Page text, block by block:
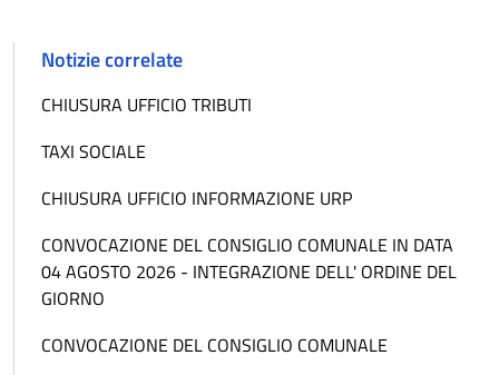
Notizie correlate
CHIUSURA UFFICIO TRIBUTI
TAXI SOCIALE
CHIUSURA UFFICIO INFORMAZIONE URP
CONVOCAZIONE DEL CONSIGLIO COMUNALE IN DATA
04 AGOSTO 2026 - INTEGRAZIONE DELL' ORDINE DEL
GIORNO
CONVOCAZIONE DEL CONSIGLIO COMUNALE